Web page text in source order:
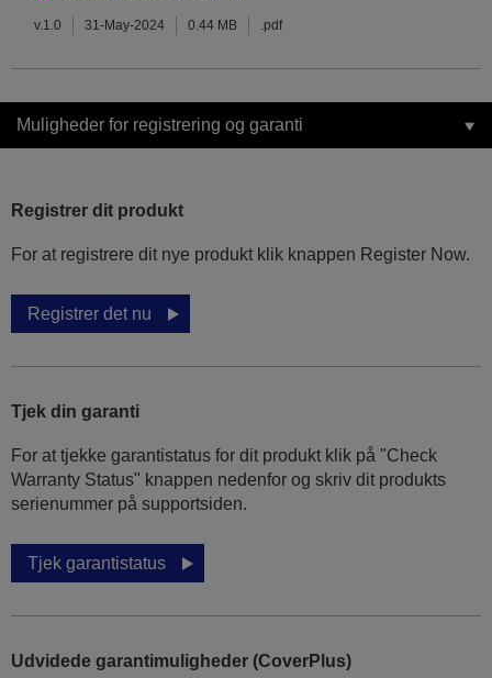
v.1.0 31-May-2024 0.44 MB .pdf
Muligheder for registrering og garanti
Registrer dit produkt
For at registrere dit nye produkt klik knappen Register Now.
Registrer det nu
Tjek din garanti
For at tjekke garantistatus for dit produkt klik på "Check
Warranty Status" knappen nedenfor og skriv dit produkts
serienummer på supportsiden.
Tjek garantistatus
Udvidede garantimuligheder (CoverPlus)